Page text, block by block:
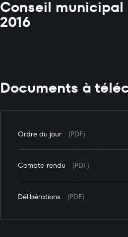
Conseil municipal
2016
Documents à
Ordre du jour (PDF)
Compte-rendu (PDF)
Délibérations (PDF)